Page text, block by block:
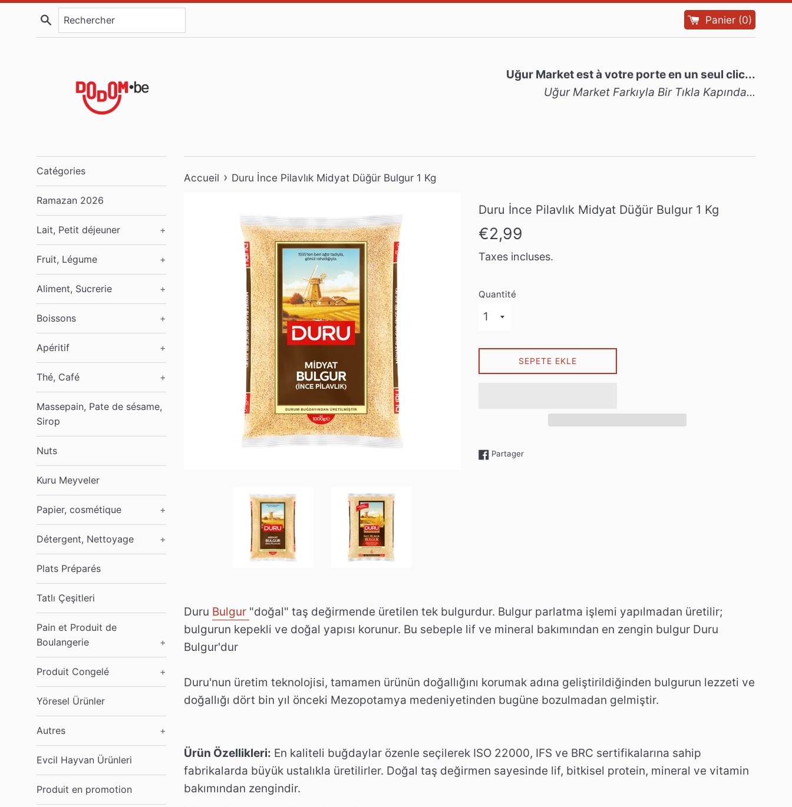
Recherche Panier (0)
Uğur Market est à votre porte en un seul clic...
Uğur Market Farkıyla Bir Tıkla Kapında...
Catégories
Ramazan 2026
Lait, Petit déjeuner +
Fruit, Légume +
Aliment, Sucrerie +
Boissons +
Apéritif +
Thé, Café +
Massepain, Pate de sésame,
Sirop
Nuts
Kuru Meyveler
Papier, cosmétique +
Détergent, Nettoyage +
Plats Préparés
Tatlı Çeşitleri
Pain et Produit de
Boulangerie
+
Produit Congelé +
Yöresel Ürünler
Autres +
Evcil Hayvan Ürünleri
Produit en promotion
Accueil › Duru İnce Pilavlık Midyat Düğür Bulgur 1 Kg
Duru İnce Pilavlık Midyat Düğür Bulgur 1 Kg
Prix
régulier
€2,99
Taxes incluses.
Quantité
SEPETE EKLE
PartagerPartager sur Facebook
Duru Bulgur "doğal" taş değirmende üretilen tek bulgurdur. Bulgur parlatma işlemi yapılmadan üretilir;
bulgurun kepekli ve doğal yapısı korunur. Bu sebeple lif ve mineral bakımından en zengin bulgur Duru
Bulgur'dur
Duru'nun üretim teknolojisi, tamamen ürünün doğallığını korumak adına geliştirildiğinden bulgurun lezzeti ve
doğallığı dört bin yıl önceki Mezopotamya medeniyetinden bugüne bozulmadan gelmiştir.
Ürün Özellikleri: En kaliteli buğdaylar özenle seçilerek ISO 22000, IFS ve BRC sertifikalarına sahip
fabrikalarda büyük ustalıkla üretilirler. Doğal taş değirmen sayesinde lif, bitkisel protein, mineral ve vitamin
bakımından zengindir.